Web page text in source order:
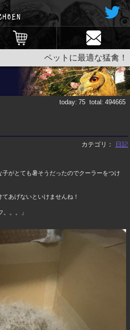
ペットに最適な猛禽！
today: 75 total: 494665
カテゴリ： 日記
がとても暑そうだったのでクーラーをつけ
あげないといけませんね！
。。」